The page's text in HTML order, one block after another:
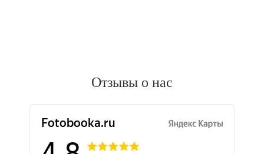
Отзывы о нас